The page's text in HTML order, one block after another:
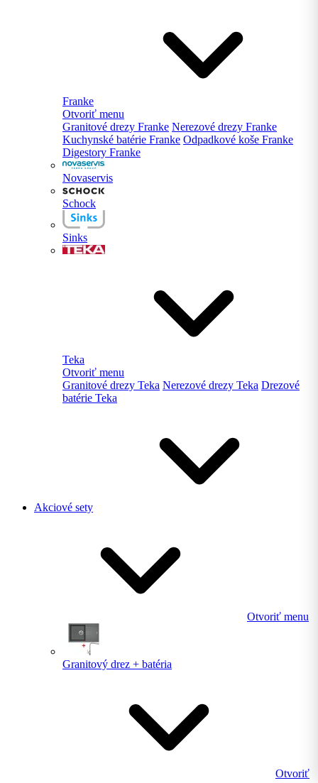
Franke
Otvoriť menu
Granitové drezy Franke Nerezové drezy Franke
Kuchynské batérie Franke Odpadkové koše Franke
Digestory Franke
Novaservis
Schock
Sinks
Teka
Otvoriť menu
Granitové drezy Teka Nerezové drezy Teka Drezové
batérie Teka
Akciové sety
Otvoriť menu
Granitový drez + batéria
Otvoriť